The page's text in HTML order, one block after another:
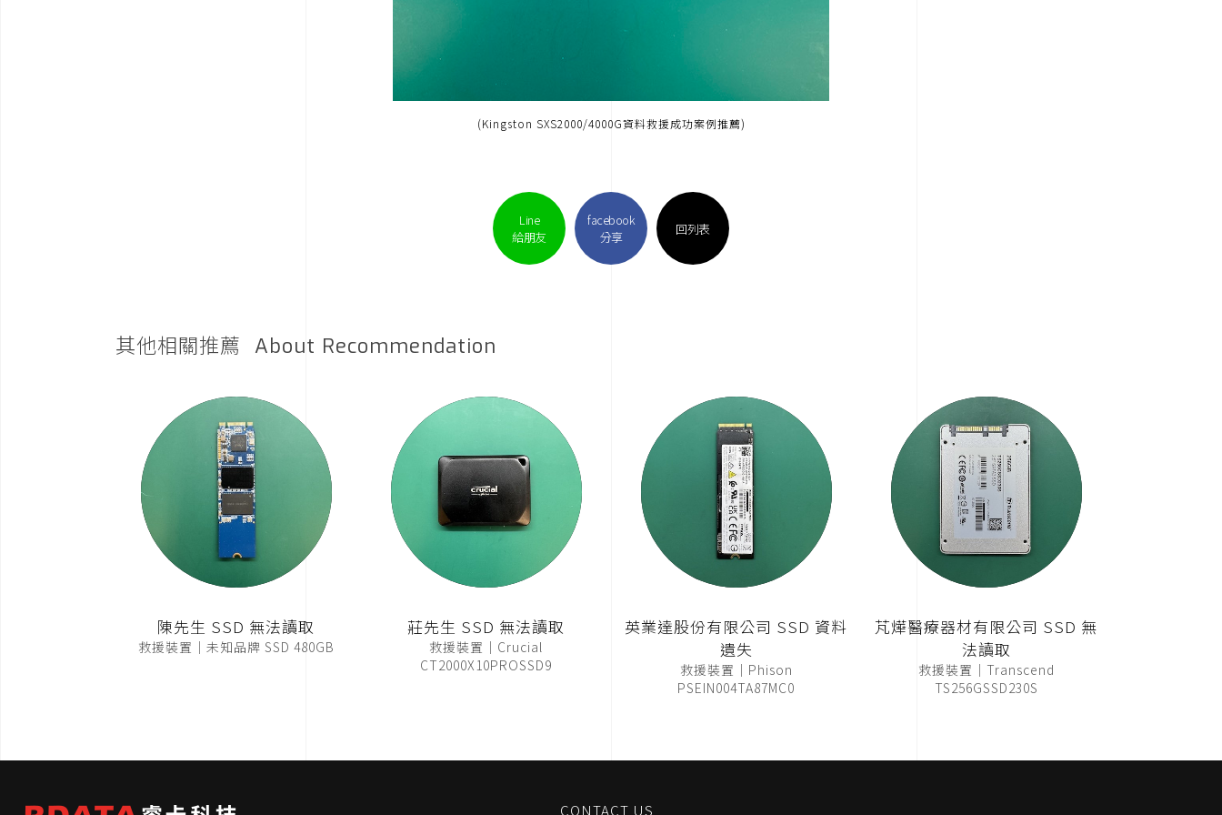
(Kingston SXS2000/4000G資料救援成功案例推薦)
Line
給朋友
facebook
分享
回列表
其他相關推薦 About Recommendation
陳先生 SSD 無法讀取
救援裝置｜未知品牌 SSD 480GB
莊先生 SSD 無法讀取
救援裝置｜Crucial
CT2000X10PROSSD9
英業達股份有限公司 SSD 資料
遺失
救援裝置｜Phison
PSEIN004TA87MC0
芃燁醫療器材有限公司 SSD 無
法讀取
救援裝置｜Transcend
TS256GSSD230S
CONTACT US